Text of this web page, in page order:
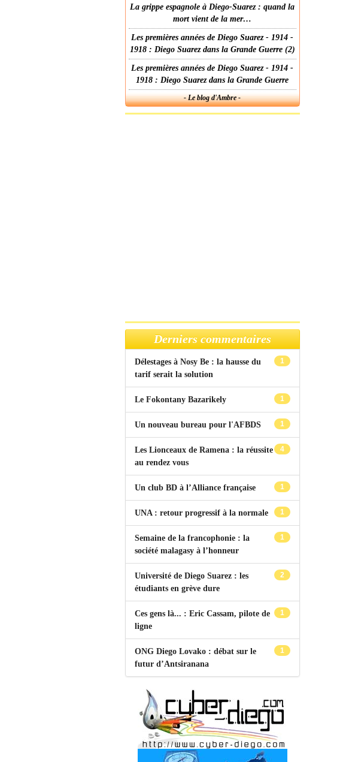
La grippe espagnole à Diego-Suarez : quand la
mort vient de la mer…
Les premières années de Diego Suarez - 1914 -
1918 : Diego Suarez dans la Grande Guerre (2)
Les premières années de Diego Suarez - 1914 -
1918 : Diego Suarez dans la Grande Guerre
- Le blog d'Ambre -
Derniers commentaires
1
Délestages à Nosy Be : la hausse du
tarif serait la solution
1
Le Fokontany Bazarikely
1
Un nouveau bureau pour l'AFBDS
4
Les Lionceaux de Ramena : la réussite
au rendez vous
1
Un club BD à l’Alliance française
1
UNA : retour progressif à la normale
1
Semaine de la francophonie : la
société malagasy à l’honneur
2
Université de Diego Suarez : les
étudiants en grève dure
1
Ces gens là... : Eric Cassam, pilote de
ligne
1
ONG Diego Lovako : débat sur le
futur d’Antsiranana